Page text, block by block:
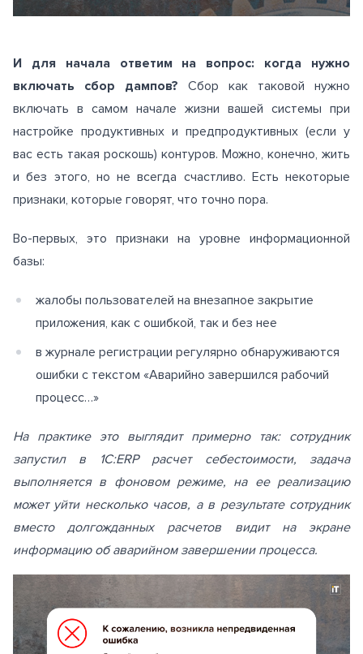
И для начала ответим на вопрос: когда нужно
включать сбор дампов? Сбор как таковой нужно
включать в самом начале жизни вашей системы при
настройке продуктивных и предпродуктивных (если у
вас есть такая роскошь) контуров. Можно, конечно, жить
и без этого, но не всегда счастливо. Есть некоторые
признаки, которые говорят, что точно пора.
Во-первых, это признаки на уровне информационной
базы:
жалобы пользователей на внезапное закрытие
приложения, как с ошибкой, так и без нее
в журнале регистрации регулярно обнаруживаются
ошибки с текстом «Аварийно завершился рабочий
процесс…»
На практике это выглядит примерно так: сотрудник
запустил в 1С:ERP расчет себестоимости, задача
выполняется в фоновом режиме, на ее реализацию
может уйти несколько часов, а в результате сотрудник
вместо долгожданных расчетов видит на экране
информацию об аварийном завершении процесса.